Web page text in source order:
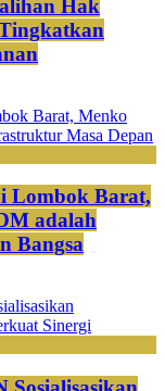
Hak
Lombok Barat,
adalah
Bangsa